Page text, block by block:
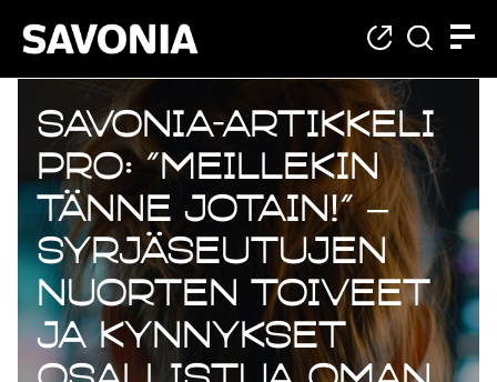
Savonia-artikkeli
Pro: “Meillekin
tänne jotain!” –
Syrjäseutujen
nuorten toiveet
ja kynnykset